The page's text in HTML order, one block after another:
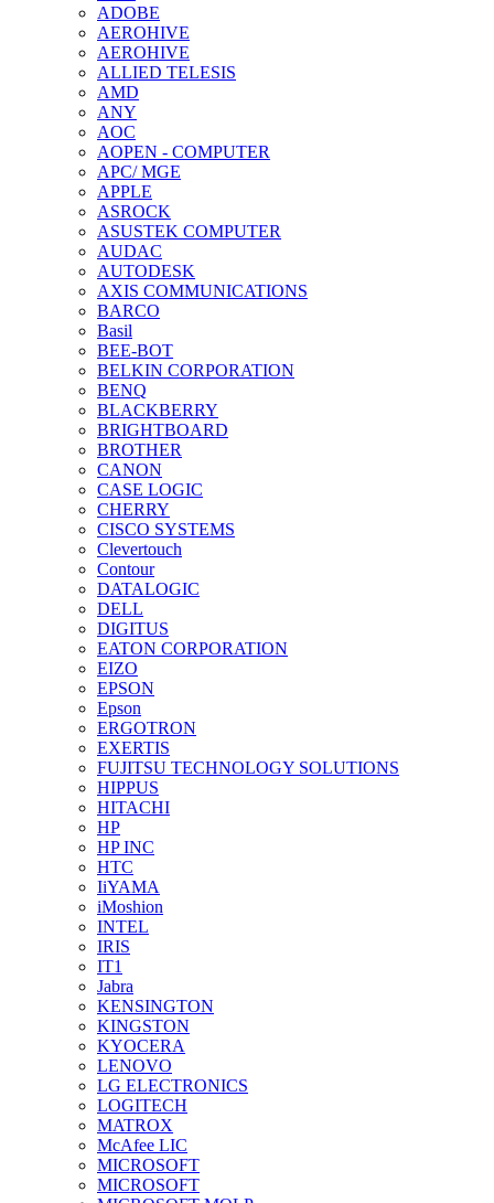
ADOBE
AEROHIVE
AEROHIVE
ALLIED TELESIS
AMD
ANY
AOC
AOPEN - COMPUTER
APC/ MGE
APPLE
ASROCK
ASUSTEK COMPUTER
AUDAC
AUTODESK
AXIS COMMUNICATIONS
BARCO
Basil
BEE-BOT
BELKIN CORPORATION
BENQ
BLACKBERRY
BRIGHTBOARD
BROTHER
CANON
CASE LOGIC
CHERRY
CISCO SYSTEMS
Clevertouch
Contour
DATALOGIC
DELL
DIGITUS
EATON CORPORATION
EIZO
EPSON
Epson
ERGOTRON
EXERTIS
FUJITSU TECHNOLOGY SOLUTIONS
HIPPUS
HITACHI
HP
HP INC
HTC
IiYAMA
iMoshion
INTEL
IRIS
IT1
Jabra
KENSINGTON
KINGSTON
KYOCERA
LENOVO
LG ELECTRONICS
LOGITECH
MATROX
McAfee LIC
MICROSOFT
MICROSOFT